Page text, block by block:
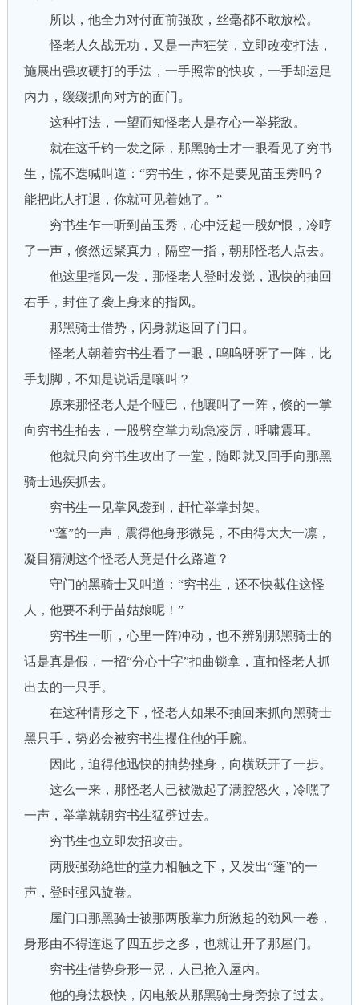
所以，他全力对付面前强敌，丝毫都不敢放松。
怪老人久战无功，又是一声狂笑，立即改变打法，
施展出强攻硬打的手法，一手照常的快攻，一手却运足
内力，缓缓抓向对方的面门。
这种打法，一望而知怪老人是存心一举毙敌。
就在这千钓一发之际，那黑骑士才一眼看见了穷书
生，慌不迭喊叫道：“穷书生，你不是要见苗玉秀吗？
能把此人打退，你就可见着她了。”
穷书生乍一听到苗玉秀，心中泛起一股妒恨，冷哼
了一声，倏然运聚真力，隔空一指，朝那怪老人点去。
他这里指风一发，那怪老人登时发觉，迅快的抽回
右手，封住了袭上身来的指风。
那黑骑士借势，闪身就退回了门口。
怪老人朝着穷书生看了一眼，呜呜呀呀了一阵，比
手划脚，不知是说话是嚷叫？
原来那怪老人是个哑巴，他嚷叫了一阵，倏的一掌
向穷书生拍去，一股劈空掌力动急凌厉，呼啸震耳。
他就只向穷书生攻出了一堂，随即就又回手向那黑
骑士迅疾抓去。
穷书生一见掌风袭到，赶忙举掌封架。
“蓬”的一声，震得他身形微晃，不由得大大一凛，
凝目猜测这个怪老人竟是什么路道？
守门的黑骑士又叫道：“穷书生，还不快截住这怪
人，他要不利于苗姑娘呢！”
穷书生一听，心里一阵冲动，也不辨别那黑骑士的
话是真是假，一招“分心十字”扣曲锁拿，直扣怪老人抓
出去的一只手。
在这种情形之下，怪老人如果不抽回来抓向黑骑士
黑只手，势必会被穷书生攫住他的手腕。
因此，迫得他迅快的抽势挫身，向横跃开了一步。
这么一来，那怪老人已被激起了满腔怒火，冷嘿了
一声，举掌就朝穷书生猛劈过去。
穷书生也立即发招攻击。
两股强劲绝世的堂力相触之下，又发出“蓬”的一
声，登时强风旋卷。
屋门口那黑骑士被那两股掌力所激起的劲风一卷，
身形由不得连退了四五步之多，也就让开了那屋门。
穷书生借势身形一晃，人已抢入屋内。
他的身法极快，闪电般从那黑骑士身旁掠了过去。